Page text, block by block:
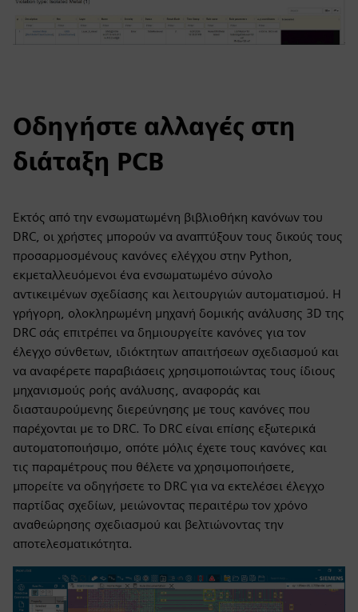
Οδηγήστε αλλαγές στη
διάταξη PCB
Εκτός από την ενσωματωμένη βιβλιοθήκη κανόνων του
DRC, οι χρήστες μπορούν να αναπτύξουν τους δικούς τους
προσαρμοσμένους κανόνες ελέγχου στην Python,
εκμεταλλευόμενοι ένα ενσωματωμένο σύνολο
αντικειμένων σχεδίασης και λειτουργιών αυτοματισμού. Η
γρήγορη, ολοκληρωμένη μηχανή δομικής ανάλυσης 3D της
DRC σάς επιτρέπει να δημιουργείτε κανόνες για τον
έλεγχο σύνθετων, ιδιόκτητων απαιτήσεων σχεδιασμού και
να αναφέρετε παραβιάσεις χρησιμοποιώντας τους ίδιους
μηχανισμούς ροής ανάλυσης, αναφοράς και
διασταυρούμενης διερεύνησης με τους κανόνες που
παρέχονται με το DRC. Το DRC είναι επίσης εξωτερικά
αυτοματοποιήσιμο, οπότε μόλις έχετε τους κανόνες και
τις παραμέτρους που θέλετε να χρησιμοποιήσετε,
μπορείτε να οδηγήσετε το DRC για να εκτελέσει έλεγχο
παρτίδας σχεδίων, μειώνοντας περαιτέρω τον χρόνο
αναθεώρησης σχεδιασμού και βελτιώνοντας την
αποτελεσματικότητα.